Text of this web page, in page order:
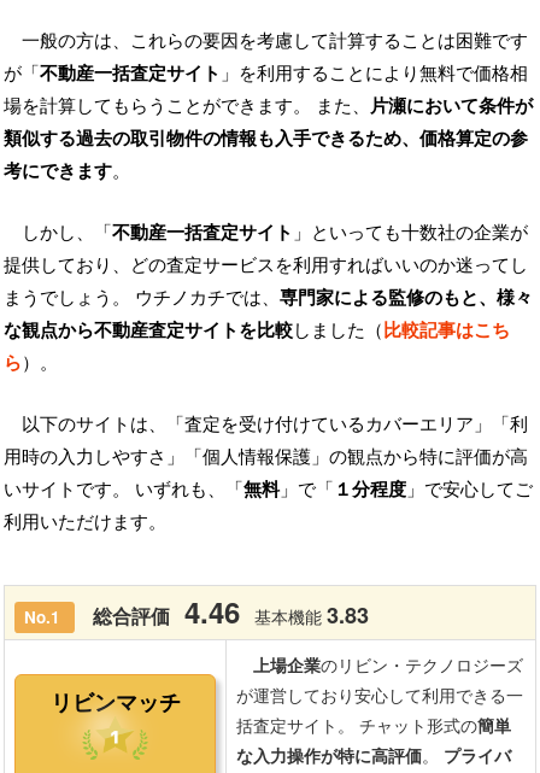
一般の方は、これらの要因を考慮して計算することは困難です
が「不動産一括査定サイト 」を利用することにより無料で価格相
場を計算してもらうことができます。 また、 片瀬において条件が
類似する過去の取引物件の情報も入手できるため、価格算定の参
考にできます。
しかし、「不動産一括査定サイト 」といっても十数社の企業が
提供しており、どの査定サービスを利用すればいいのか迷ってし
まうでしょう。 ウチノカチでは、 専門家による監修のもと、様々
な観点から不動産査定サイトを比較しました（比較記事はこち
ら）。
以下のサイトは、「査定を受け付けているカバーエリア」「利
用時の入力しやすさ」「個人情報保護」の観点から特に評価が高
いサイトです。 いずれも、「無料」で「 １分程度 」で安心してご
利用いただけます。